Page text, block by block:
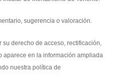
sugerencia o valoración.
su derecho de acceso, rectificación,
aparece en la información ampliada
nuestra política de